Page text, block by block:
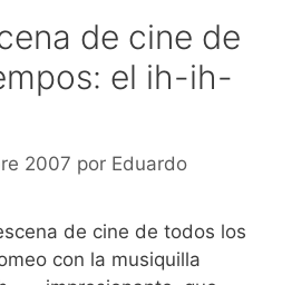
de cine de
el ih-ih-
2007 por Eduardo
de cine de todos los
con la musiquilla